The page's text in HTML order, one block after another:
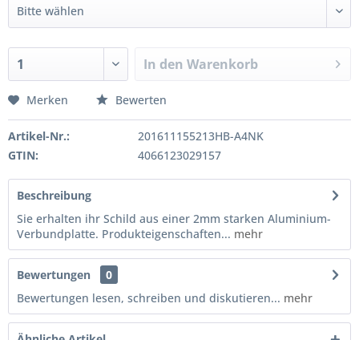
In den Warenkorb
Merken Bewerten
Artikel-Nr.:
201611155213HB-A4NK
GTIN:
4066123029157
Beschreibung
Sie erhalten ihr Schild aus einer 2mm starken Aluminium-
Verbundplatte. Produkteigenschaften... mehr
Bewertungen
0
Bewertungen lesen, schreiben und diskutieren... mehr